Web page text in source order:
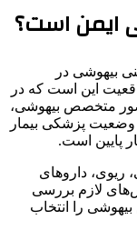
ایمن است؟
بیهوشی در
این است که در
متخصص بیهوشی،
وضعیت پزشکی بیمار
پایین است.
ریوی، داروهای
لازم بررسی
را انتخاب